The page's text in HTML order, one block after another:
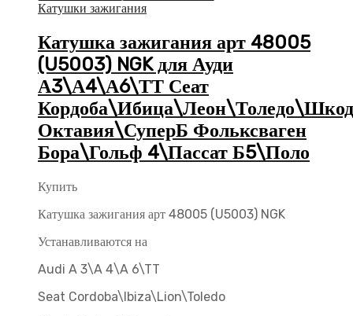
Катушки зажигания
Катушка зажигания арт 48005
(U5003) NGK для Ауди
А3\А4\А6\ТТ Сеат
Октавия\СуперБ Фольксваген
Бора\Гольф 4\Пассат Б5\Поло
Купить
Катушка зажигания арт 48005 (U5003) NGK
Устанавливаются на
Audi A 3\A 4\A 6\TT
Seat Cordoba\Ibiza\Lion\Toledo